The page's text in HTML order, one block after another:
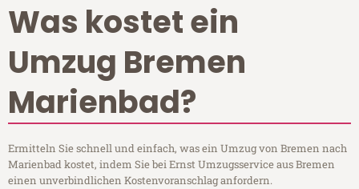
Was kostet ein
Umzug Bremen
Marienbad?
Ermitteln Sie schnell und einfach, was ein Umzug von Bremen nach
Marienbad kostet, indem Sie bei Ernst Umzugsservice aus Bremen
einen unverbindlichen Kostenvoranschlag anfordern.